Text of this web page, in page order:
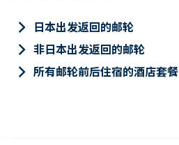
keyboard_arrow_right 日本出发返回的邮轮
keyboard_arrow_right 非日本出发返回的邮轮
keyboard_arrow_right 所有邮轮前后住宿的酒店套餐